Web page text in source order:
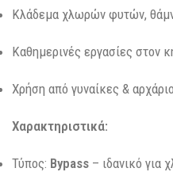
Κλάδεμα χλωρών φυτών,
Καθημερινές εργασίες στον
Χρήση από γυναίκες &
Χαρακτηριστικά:
Τύπος: Bypass – ιδανικό για